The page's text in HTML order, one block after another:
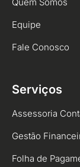
Equipe
Fale Conosco
Serviços
Assessoria
Gestão
Folha de